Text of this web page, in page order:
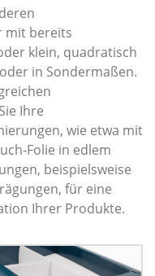
mit bereits
klein, quadratisch
in Sondermaßen.
Ihre
wie etwa mit
Folie in edlem
beispielsweise
für eine
Ihrer Produkte.